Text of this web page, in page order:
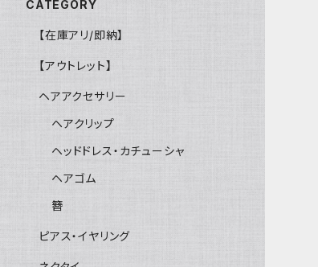
CATEGORY
【在庫アリ/即納】
【アウトレット】
ヘアアクセサリー
ヘアクリップ
ヘッドドレス・カチューシャ
ヘアゴム
簪
ピアス・イヤリング